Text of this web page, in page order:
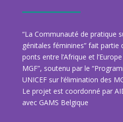
“La Communauté de pratique
génitales féminines” fait partie
ponts entre l’Afrique et
MGF”, soutenu par le
UNICEF sur l’élimination des
Le projet est coordonné par
avec GAMS Belgique